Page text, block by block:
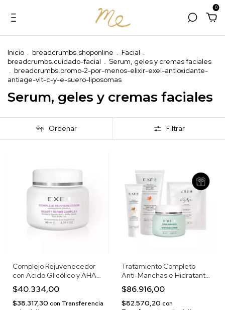
0
Inicio . breadcrumbs.shoponline . Facial .
breadcrumbs.cuidado-facial . Serum, geles y cremas faciales
. breadcrumbs.promo-2-por-menos-elixir-exel-antioxidante-
antiage-vit-c-y-e-suero-liposomas
Serum, geles y cremas faciales
Ordenar Filtrar
Complejo Rejuvenecedor
con Ácido Glicólico y AHAs
Blend (5%)
$40.334,00
$38.317,30 con Transferencia
Tratamiento Completo
Anti-Manchas e Hidratante
- Mascarilla de Regalo
$86.916,00
$82.570,20 con